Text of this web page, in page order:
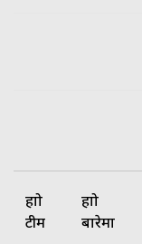
हाम्रो
टीम
हाम्रो
बारेमा